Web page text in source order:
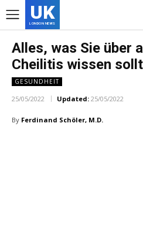
UK
LONDON NEWS
Alles, was Sie über
Cheilitis wissen
GESUNDHEIT
25/05/2022 Updated: 25/05/2022
By Ferdinand Schöler, M.D.